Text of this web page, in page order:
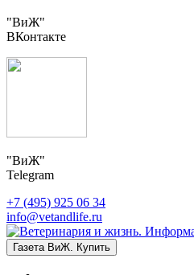
"ВиЖ"
ВКонтакте
"ВиЖ"
Telegram
+7 (495) 925 06 34
info@vetandlife.ru
Газета ВиЖ. Купить